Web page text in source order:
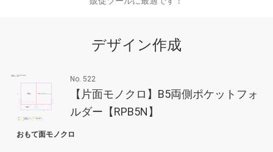
デザイン作成
No. 522
【片面モノクロ】B5両側ポケットフォ
ルダー【RPB5N】
おもて面モノクロ